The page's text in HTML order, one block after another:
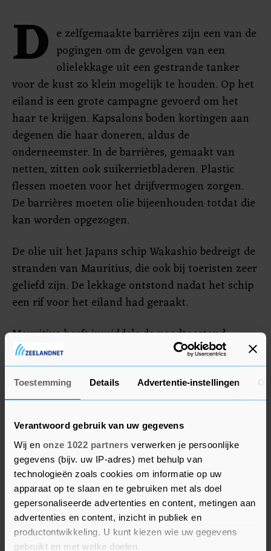
Toestemming Details Advertentie-instellingen
Verantwoord gebruik van uw gegevens
Wij en onze 1022 partners verwerken je persoonlijke
gegevens (bijv. uw IP-adres) met behulp van
technologieën zoals cookies om informatie op uw
apparaat op te slaan en te gebruiken met als doel
gepersonaliseerde advertenties en content, metingen aan
advertenties en content, inzicht in publiek en
productontwikkeling. U kunt kiezen wie uw gegevens
gebruikt en met welke doelen.
D e zelfgemaakte barrières zijn een van de
pogingen om de gevolgen van een
olielekkage uit een gestrande tanker
voor de kust zo klein mogelijk te houden. Op het
eiland is een grote campagne gevoerd om het
haar te krijgen. Kapsalons boden kortingen aan
degenen die haar doneren, aldus de
onderneemster. In de barrières, gemaakt van
netten, zitten ook suikerrietbladeren. Plastic
flessen moeten voor het drijfvermogen zorgen.
De barrières moeten olie bijeenhouden totdat die
kan worden opgezogen.
De olie uit het Japans schip Wakashio bedreigt de
stranden van Mauritius, die ook bij toeristen zeer
geliefd zijn. De lekkage ontstond nadat het schip
een rif voor het eiland had geraakt.
Mauritius heeft inmiddels de noodtoestand
uitgeroepen en de voormalige koloniale macht
Frankrijk heeft hulp gestuurd. De
milieugroepering Greenpeace vreest een grote
ramp. In mangrovemoerassen moest al zwarte
smurrie worden verwijderd.